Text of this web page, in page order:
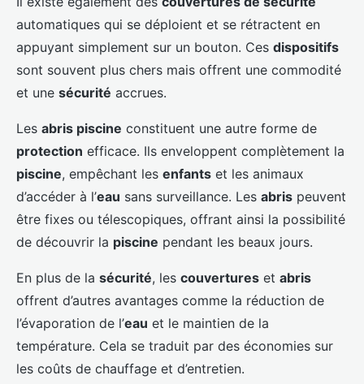
automatiques qui se déploient et se rétractent en
appuyant simplement sur un bouton. Ces dispositifs
sont souvent plus chers mais offrent une commodité
et une sécurité accrues.
Les abris piscine constituent une autre forme de
protection efficace. Ils enveloppent complètement la
piscine, empêchant les enfants et les animaux
d’accéder à l’eau sans surveillance. Les abris peuvent
être fixes ou télescopiques, offrant ainsi la possibilité
de découvrir la piscine pendant les beaux jours.
En plus de la sécurité, les couvertures et abris
offrent d’autres avantages comme la réduction de
l’évaporation de l’eau et le maintien de la
température. Cela se traduit par des économies sur
les coûts de chauffage et d’entretien.